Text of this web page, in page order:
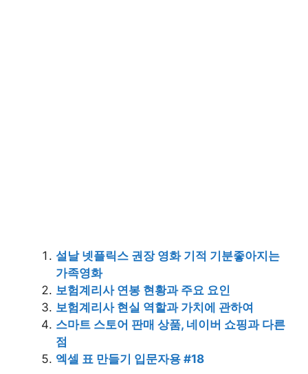
설날 넷플릭스 권장 영화 기적 기분좋아지는
가족영화
보험계리사 연봉 현황과 주요 요인
보험계리사 현실 역할과 가치에 관하여
스마트 스토어 판매 상품, 네이버 쇼핑과 다른
점
엑셀 표 만들기 입문자용 #18